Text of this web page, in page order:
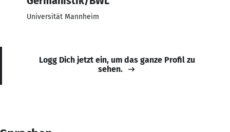
Universität Mannheim
Logg Dich jetzt ein, um das ganze Profil zu
sehen.